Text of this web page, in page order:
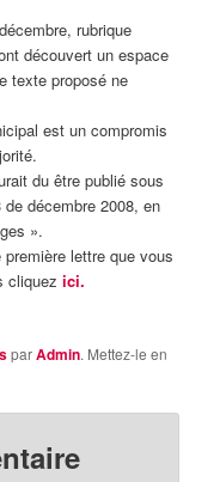
rubrique
découvert un espace
texte proposé ne
est un compromis
du être publié sous
décembre 2008, en
».
première lettre que vous
cliquezici.
parAdmin. Mettez-le en